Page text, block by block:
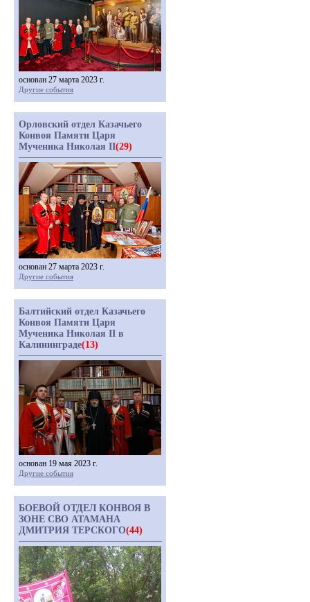
основан 27 марта 2023 г.
Другие события
Орловский отдел Казачьего
Конвоя Памяти Царя
Мученика Николая II(29)
основан 27 марта 2023 г.
Другие события
Балтийский отдел Казачьего
Конвоя Памяти Царя
Мученика Николая II в
Калининграде(13)
основан 19 мая 2023 г.
Другие события
БОЕВОЙ ОТДЕЛ КОНВОЯ В
ЗОНЕ СВО АТАМАНА
ДМИТРИЯ ТЕРСКОГО(44)